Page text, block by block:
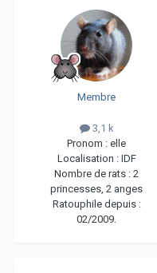
Membre
3,1 k
Pronom : elle
Localisation : IDF
Nombre de rats : 2
princesses, 2 anges
Ratouphile depuis :
02/2009.